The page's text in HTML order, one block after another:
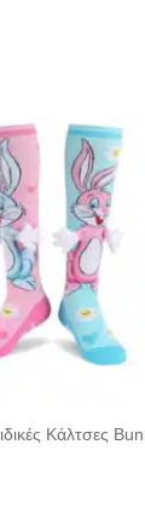
Κάλτσες